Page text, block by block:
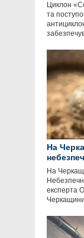
Циклон
та
На
На
експерта